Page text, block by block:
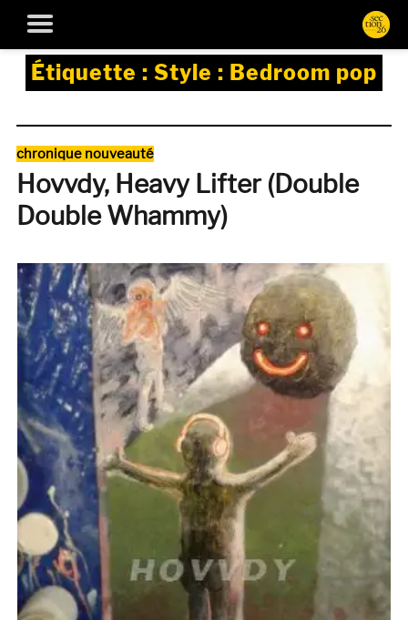
Étiquette : Style : Bedroom pop
Catégories
chronique nouveauté
Hovvdy, Heavy Lifter (Double
Double Whammy)